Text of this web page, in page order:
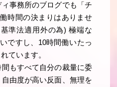
事務所のブログでも「チ
時間の決まりはありませ
準法適用外の為) 極端な
ですし、10時間働いたっ
ています。
もすべて自分の裁量に委
由度が高い反面、無理を